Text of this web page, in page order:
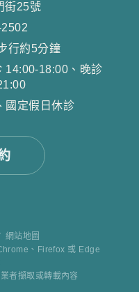
街25號
行約5分鐘
14:00-18:00、晚診
國定假日休診
網站地圖
、Firefox 或 Edge
者擷取或轉載內容